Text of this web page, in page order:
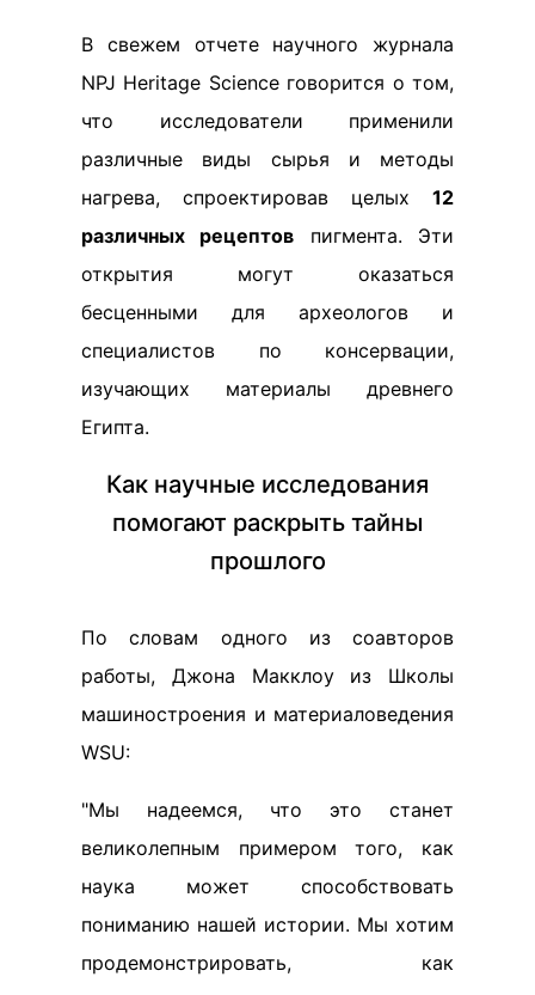
В свежем отчете научного журнала
NPJ Heritage Science говорится о том,
что исследователи применили
различные виды сырья и методы
нагрева, спроектировав целых 12
различных рецептов пигмента. Эти
открытия могут оказаться
бесценными для археологов и
специалистов по консервации,
изучающих материалы древнего
Египта.
Как научные исследования
помогают раскрыть тайны
прошлого
По словам одного из соавторов
работы, Джона Макклоу из Школы
машиностроения и материаловедения
WSU:
"Мы надеемся, что это станет
великолепным примером того, как
наука может способствовать
пониманию нашей истории. Мы хотим
продемонстрировать, как